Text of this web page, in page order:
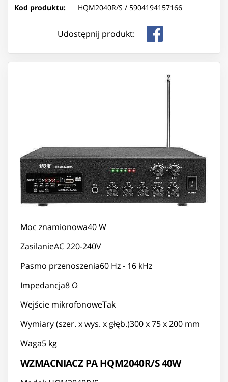
Kod produktu:
HQM2040R/S / 5904194157166
Udostępnij produkt:
Moc znamionowa40 W
ZasilanieAC 220-240V
Pasmo przenoszenia60 Hz - 16 kHz
Impedancja8 Ω
Wejście mikrofonoweTak
Wymiary (szer. x wys. x głęb.)300 x 75 x 200 mm
Waga5 kg
WZMACNIACZ PA HQM2040R/S 40W